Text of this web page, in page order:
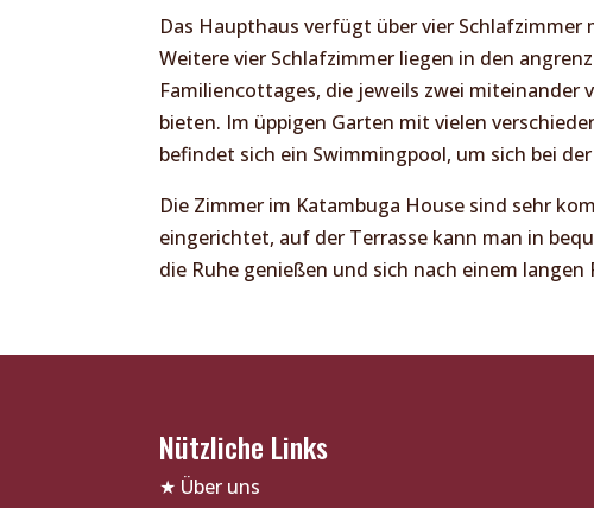
Das Haupthaus verfügt über vier Schlafzimmer
Weitere vier Schlafzimmer liegen in den
Familiencottages, die jeweils zwei miteinander
bieten. Im üppigen Garten mit vielen
befindet sich ein Swimmingpool, um sich bei
Die Zimmer im Katambuga House sind sehr
eingerichtet, auf der Terrasse kann man in
die Ruhe genießen und sich nach einem langen
Nützliche Links
★ Über uns